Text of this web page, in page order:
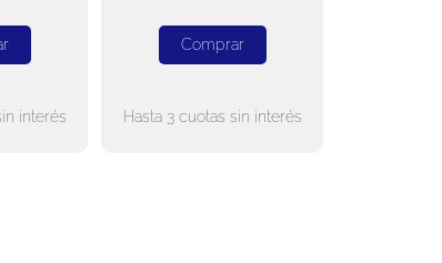
interés
Comprar
Hasta 3 cuotas sin interés